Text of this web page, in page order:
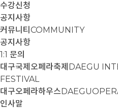
수강신청
공지사항
커뮤니티 COMMUNITY
공지사항
1:1 문의
대구국제오페라축제 DAEGU
FESTIVAL
대구오페라하우스
인사말